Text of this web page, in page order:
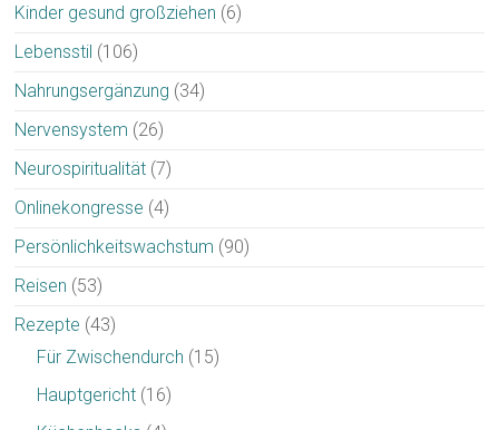
Kinder gesund großziehen (6)
Lebensstil (106)
Nahrungsergänzung (34)
Nervensystem (26)
Neurospiritualität (7)
Onlinekongresse (4)
Persönlichkeitswachstum (90)
Reisen (53)
Rezepte (43)
Für Zwischendurch (15)
Hauptgericht (16)